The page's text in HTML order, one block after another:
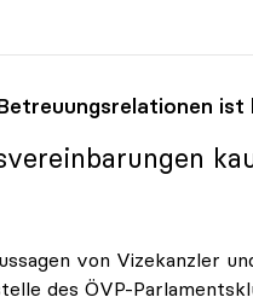
ist
von Vizekanzler
des ÖVP-